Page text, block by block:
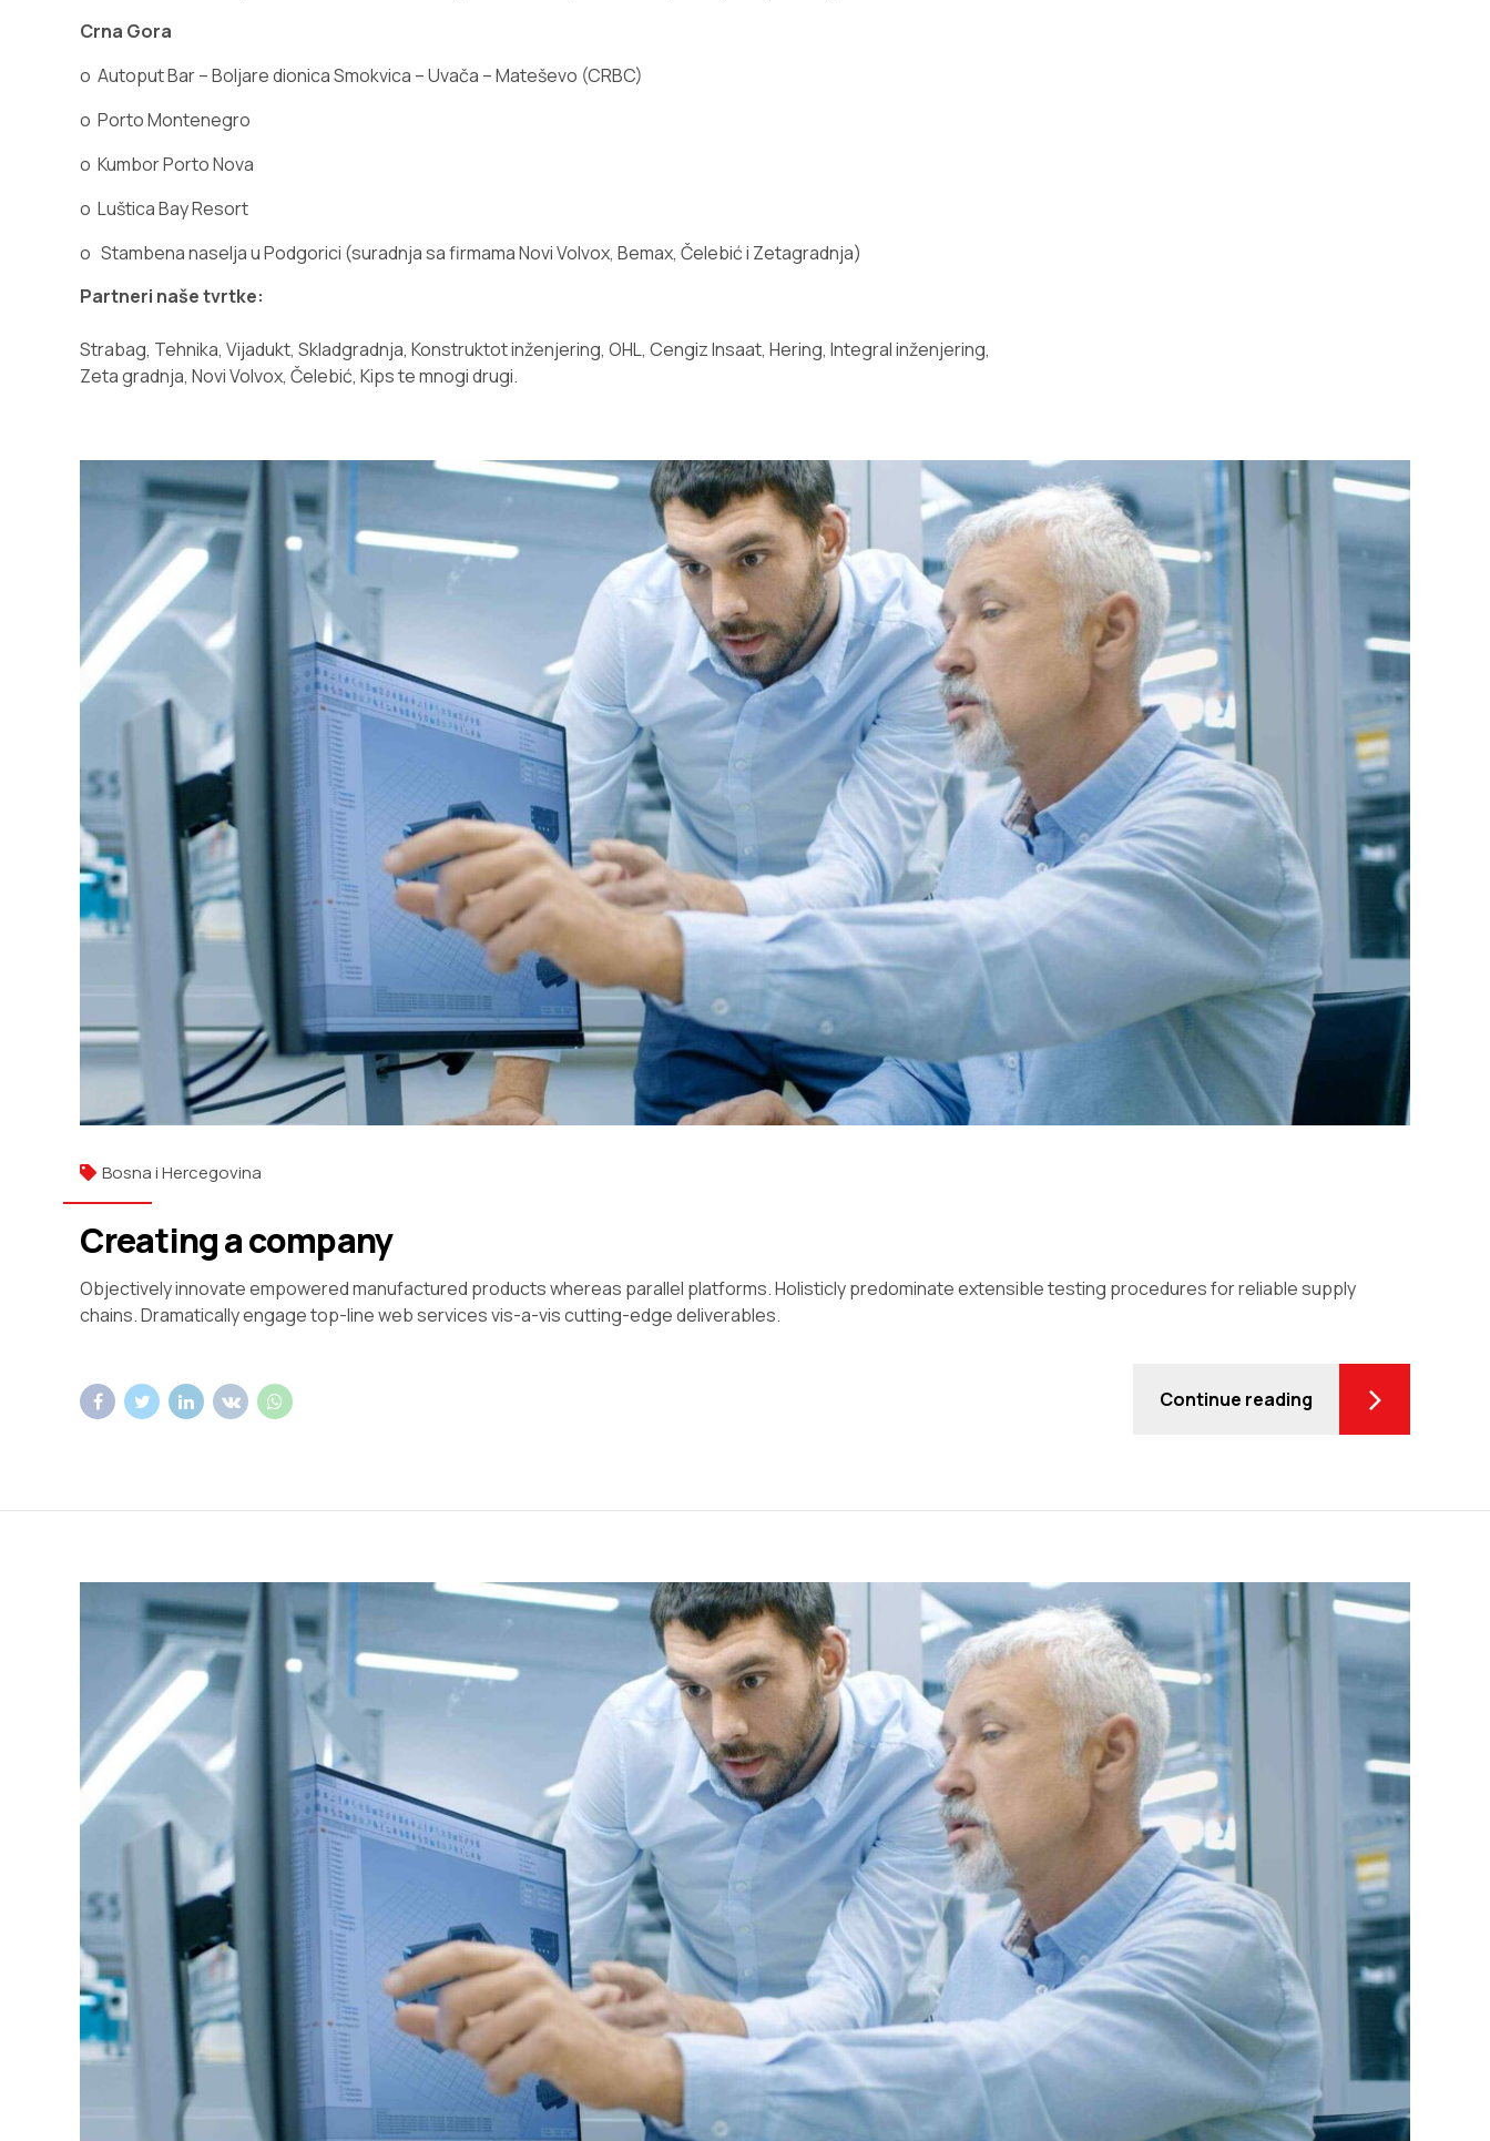
Crna Gora
o Autoput Bar – Boljare dionica Smokvica – Uvača – Mateševo (CRBC)
o Porto Montenegro
o Kumbor Porto Nova
o Luštica Bay Resort
o Stambena naselja u Podgorici (suradnja sa firmama Novi Volvox, Bemax, Čelebić i Zetagradnja)
Partneri naše tvrtke:
Strabag, Tehnika, Vijadukt, Skladgradnja, Konstruktot inženjering, OHL, Cengiz Insaat, Hering, Integral inženjering,
Zeta gradnja, Novi Volvox, Čelebić, Kips te mnogi drugi.
Bosna i Hercegovina
Creating a company
Objectively innovate empowered manufactured products whereas parallel platforms. Holisticly predominate extensible testing procedures for reliable supply
chains. Dramatically engage top-line web services vis-a-vis cutting-edge deliverables.
Continue reading